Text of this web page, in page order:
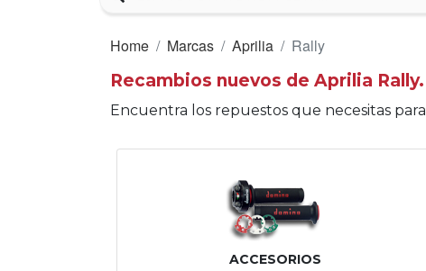
Motores
Home Marcas Aprilia
Rally
Recambios nuevos de Aprilia Rally.
Encuentra los repuestos que necesitas para
ACCESORIOS